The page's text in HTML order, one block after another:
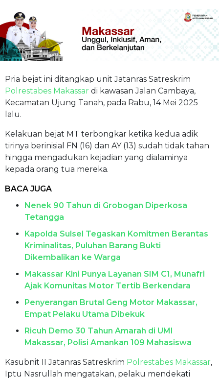
Pria bejat ini ditangkap unit Jatanras Satreskrim
Polrestabes Makassar di kawasan Jalan Cambaya,
Kecamatan Ujung Tanah, pada Rabu, 14 Mei 2025
lalu.
Kelakuan bejat MT terbongkar ketika kedua adik
tirinya berinisial FN (16) dan AY (13) sudah tidak tahan
hingga mengadukan kejadian yang dialaminya
kepada orang tua mereka.
BACA JUGA
Nenek 90 Tahun di Grobogan Diperkosa
Tetangga
Kapolda Sulsel Tegaskan Komitmen Berantas
Kriminalitas, Puluhan Barang Bukti
Dikembalikan ke Warga
Makassar Kini Punya Layanan SIM C1, Munafri
Ajak Komunitas Motor Tertib Berkendara
Penyerangan Brutal Geng Motor Makassar,
Empat Pelaku Utama Dibekuk
Ricuh Demo 30 Tahun Amarah di UMI
Makassar, Polisi Amankan 109 Mahasiswa
Kasubnit II Jatanras Satreskrim Polrestabes Makassar,
Iptu Nasrullah mengatakan, pelaku mendekati